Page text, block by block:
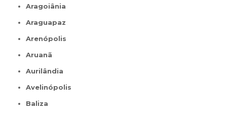
Aragoiânia
Araguapaz
Arenópolis
Aruanã
Aurilândia
Avelinópolis
Baliza